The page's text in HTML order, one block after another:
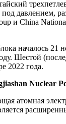
давлением,
и China
началось 21
Шестой
2022 года.
Nuclear
атомная